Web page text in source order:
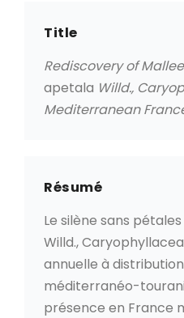
Title
Rediscovery of
apetala Willd.,
Mediterranean
Résumé
Le silène sans
Willd.,
annuelle à
méditerranéo-
présence en France